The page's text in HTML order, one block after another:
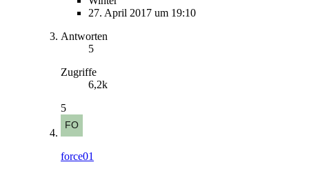
27. April 2017 um 19:10
Antworten
5
Zugriffe
6,2k
5
force01